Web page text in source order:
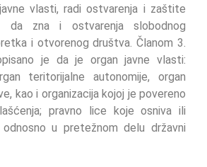
vlasti, radi ostvarenja i zaštite
da zna i ostvarenja slobodnog
i otvorenog društva. Članom 3.
je da je organ javne vlasti:
teritorijalne autonomije, organ
kao i organizacija kojoj je povereno
pravno lice koje osniva ili
u pretežnom delu državni